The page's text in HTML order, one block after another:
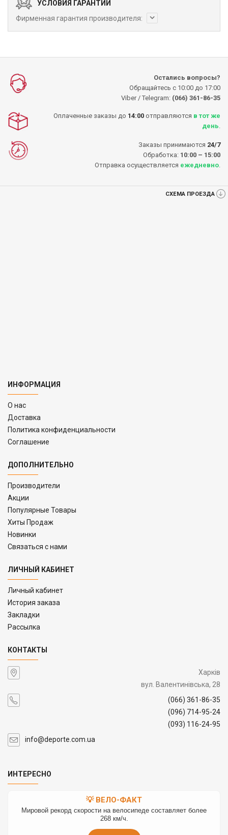
УСЛОВИЯ ГАРАНТИИ
Фирменная гарантия производителя:
Остались вопросы?
Обращайтесь с 10:00 до 17:00
Viber / Telegram: (066) 361-86-35
Оплаченные заказы до 14:00 отправляются в тот же
день
Заказы принимаются 24/7
Обработка: 10:00 – 15:00
Отправка осуществляется ежедневно
СХЕМА ПРОЕЗДА
ИНФОРМАЦИЯ
O нас
Доставка
Политика конфиденциальности
Соглашение
ДОПОЛНИТЕЛЬНО
Производители
Акции
Популярные Товары
Хиты Продаж
Новинки
Связаться с нами
ЛИЧНЫЙ КАБИНЕТ
Личный кабинет
История заказа
Закладки
Рассылка
КОНТАКТЫ
Харків
вул. Валентинівська, 28
(066) 361-86-35
(096) 714-95-24
(093) 116-24-95
info@deporte.com.ua
ИНТЕРЕСНО
💡 ВЕЛО-ФАКТ
Мировой рекорд скорости на велосипеде составляет более
268 км/ч.